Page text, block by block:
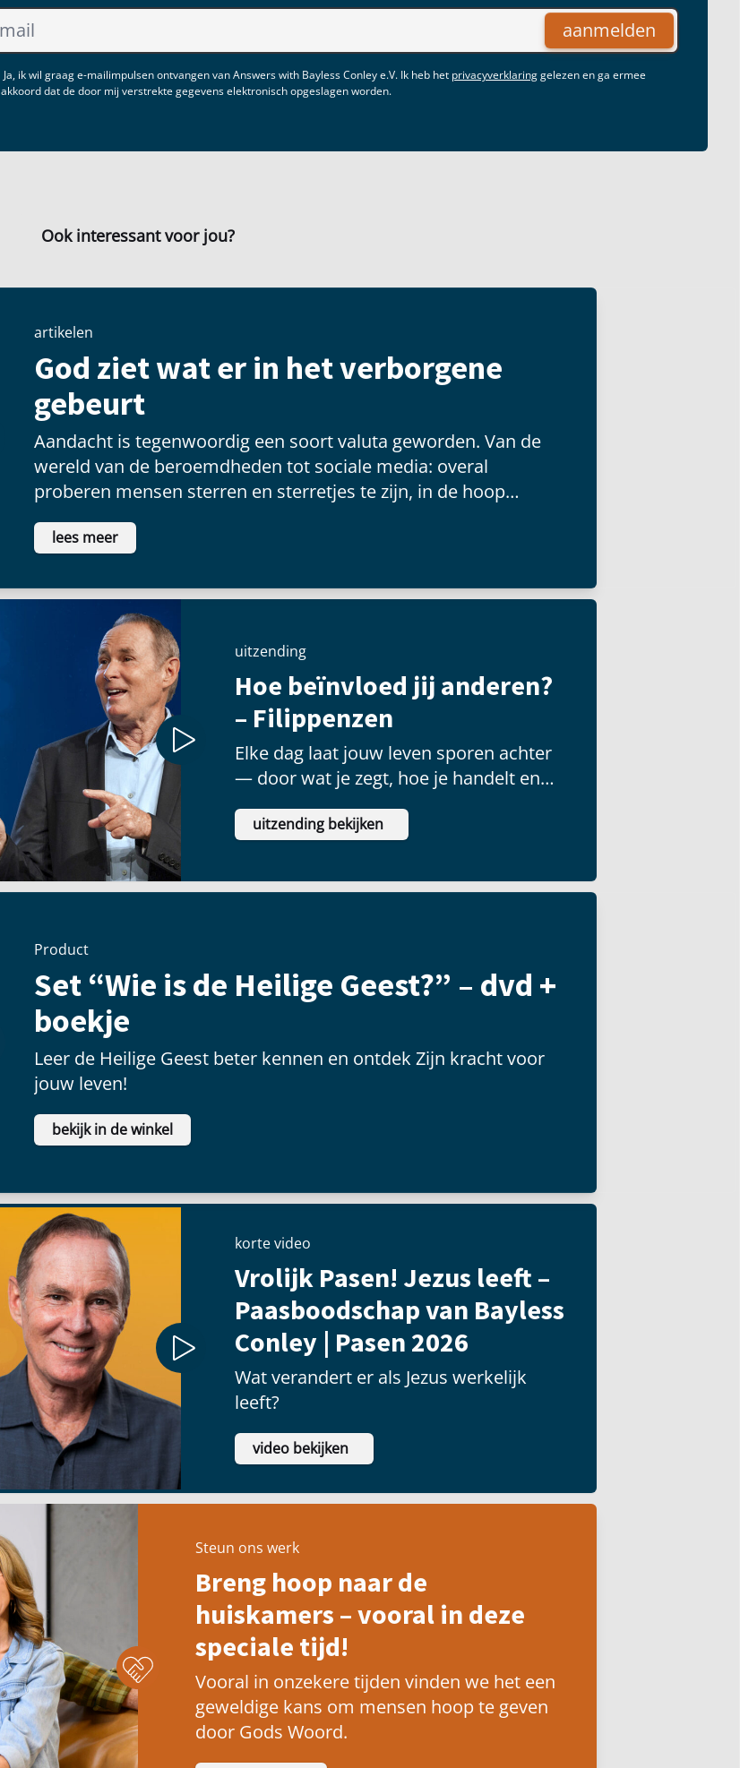
aanmelden
Ja, ik wil graag e-mailimpulsen ontvangen van Answers with Bayless Conley e.V. Ik heb het privacyverklaringgelezen en ga ermee
akkoord dat de door mij verstrekte gegevens elektronisch opgeslagen worden.
Ook interessant voor jou?
artikelen
God ziet wat er in het verborgene
gebeurt
Aandacht is tegenwoordig een soort valuta geworden. Van de
wereld van de beroemdheden tot sociale media: overal
proberen mensen sterren en sterretjes te zijn, in de hoop
voldoening te vinden als ze voor een groot publiek kunnen
schitteren.
lees meer
uitzending
Hoe beïnvloed jij anderen?
– Filippenzen
Elke dag laat jouw leven sporen achter
— door wat je zegt, hoe je handelt en
welke prioriteiten je stelt.
uitzending bekijken
Product
Set “Wie is de Heilige Geest?” – dvd +
boekje
Leer de Heilige Geest beter kennen en ontdek Zijn kracht voor
jouw leven!
bekijk in de winkel
korte video
Vrolijk Pasen! Jezus leeft –
Paasboodschap van Bayless
Conley | Pasen 2026
Wat verandert er als Jezus werkelijk
leeft?
video bekijken
Steun ons werk
Breng hoop naar de
huiskamers – vooral in deze
speciale tijd!
Vooral in onzekere tijden vinden we het een
geweldige kans om mensen hoop te geven
door Gods Woord.